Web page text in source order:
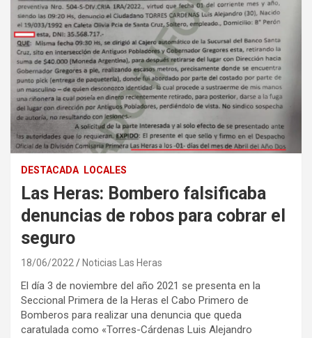
DESTACADA LOCALES
Las Heras: Bombero falsificaba
denuncias de robos para cobrar el
seguro
18/06/2022 Noticias Las Heras
El día 3 de noviembre del año 2021 se presenta en la
Seccional Primera de la Heras el Cabo Primero de
Bomberos para realizar una denuncia que queda
caratulada como «Torres-Cárdenas Luis Alejandro